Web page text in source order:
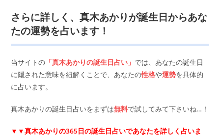
さらに詳しく、真木あかりが誕生日からあな
たの運勢を占います！
当サイトの 「真木あかりの誕生日占い」 では、あなたの誕生日
に隠された意味を紐解くことで、あなたの性格や運勢を具体的
に占います。
真木あかりの誕生日占いをまずは無料で試してみて下さいね…！
▼▼真木あかりの365日の誕生日占いであなたを詳しく占いま